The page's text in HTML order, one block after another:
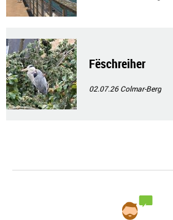
Fëschreiher
02.07.26Colmar-Berg